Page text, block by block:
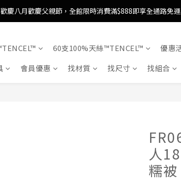
歡慶八月歡慶父親節，全館限時消費滿$888即享全通路免
歡慶八月歡慶父親節，全館限時消費滿$888即享全通路免
60支100%天絲™TENCEL™ 優惠
會員優惠 找材質 找尺寸 找組合
人
糯